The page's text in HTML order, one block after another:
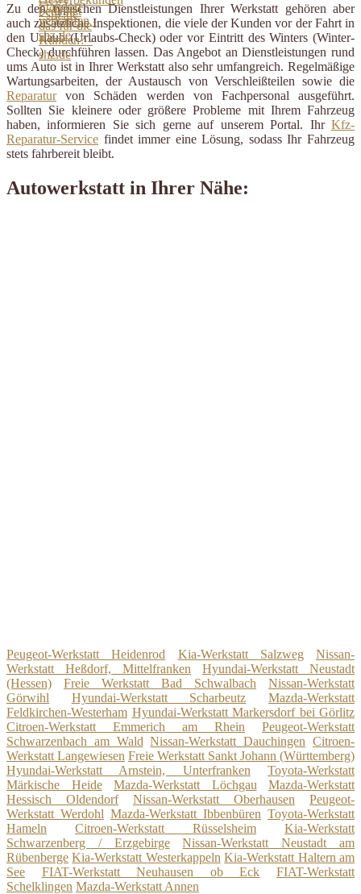
Zu den typischen Dienstleistungen Ihrer Werkstatt gehören aber
auch zusätzliche Inspektionen, die viele der Kunden vor der Fahrt in
den Urlaub (Urlaubs-Check) oder vor Eintritt des Winters (Winter-
Check) durchführen lassen. Das Angebot an Dienstleistungen rund
ums Auto ist in Ihrer Werkstatt also sehr umfangreich. Regelmäßige
Wartungsarbeiten, der Austausch von Verschleißteilen sowie die
Reparaturvon Schäden werden von Fachpersonal ausgeführt.
Sollten Sie kleinere oder größere Probleme mit Ihrem Fahrzeug
haben, informieren Sie sich gerne auf unserem Portal. Ihr Kfz-
Reparatur-Service findet immer eine Lösung, sodass Ihr Fahrzeug
stets fahrbereit bleibt.
Autowerkstatt in Ihrer Nähe:
Peugeot-Werkstatt Heidenrod Kia-Werkstatt Salzweg
Nissan-
Werkstatt Heßdorf, Mittelfranken
Hyundai-Werkstatt Neustadt
(Hessen)
Freie Werkstatt Bad Schwalbach
Nissan-Werkstatt
Görwihl
Hyundai-Werkstatt Scharbeutz
Mazda-Werkstatt
Feldkirchen-Westerham Hyundai-Werkstatt Markersdorf bei Görlitz
Citroen-Werkstatt Emmerich am Rhein
Peugeot-Werkstatt
Schwarzenbach am Wald Nissan-Werkstatt Dauchingen Citroen-
Werkstatt Langewiesen Freie Werkstatt Sankt Johann (Württemberg)
Hyundai-Werkstatt Arnstein, Unterfranken
Toyota-Werkstatt
Märkische Heide
Mazda-Werkstatt Löchgau
Mazda-Werkstatt
Hessisch Oldendorf
Nissan-Werkstatt Oberhausen
Peugeot-
Werkstatt Werdohl Mazda-Werkstatt Ibbenbüren Toyota-Werkstatt
Hameln
Citroen-Werkstatt Rüsselsheim
Kia-Werkstatt
Schwarzenberg / Erzgebirge
Nissan-Werkstatt Neustadt am
Rübenberge Kia-Werkstatt Westerkappeln Kia-Werkstatt Haltern am
See
FIAT-Werkstatt Neuhausen ob Eck
FIAT-Werkstatt
Schelklingen Mazda-Werkstatt Annen